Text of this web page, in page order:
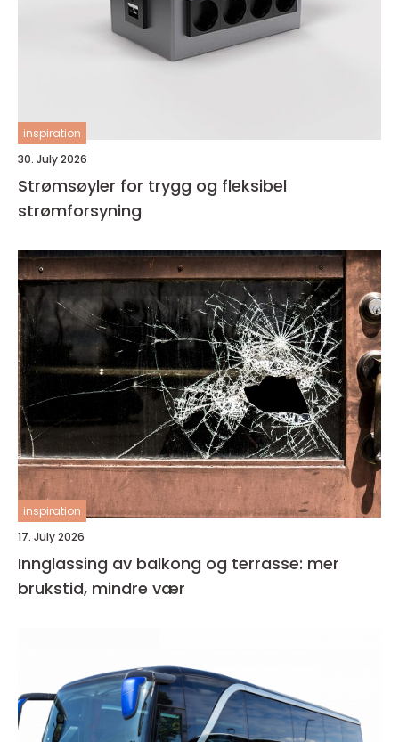
inspiration
30. July 2026
Strømsøyler for trygg og fleksibel
strømforsyning
inspiration
17. July 2026
Innglassing av balkong og terrasse: mer
brukstid, mindre vær